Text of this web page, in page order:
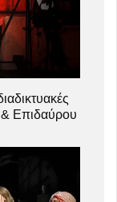
Επιδαύρου